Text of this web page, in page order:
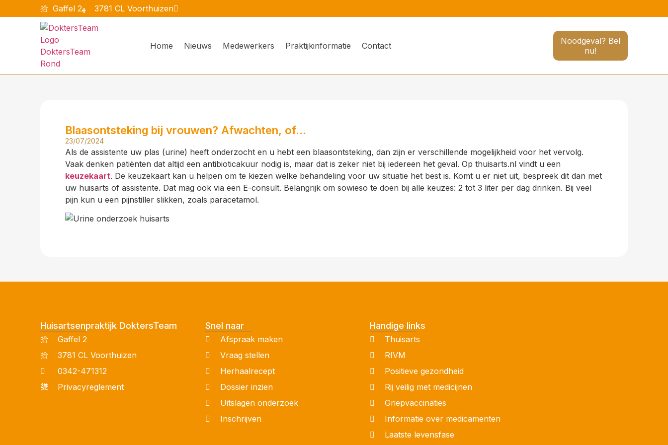
Gaffel 2 3781 CL Voorthuizen
Home Nieuws Medewerkers Praktijkinformatie Contact
Noodgeval? Bel
nu!
Blaasontsteking bij vrouwen? Afwachten, of…
23/07/2024
Als de assistente uw plas (urine) heeft onderzocht en u hebt een blaasontsteking, dan zijn er verschillende mogelijkheid voor het vervolg.
Vaak denken patiënten dat altijd een antibioticakuur nodig is, maar dat is zeker niet bij iedereen het geval. Op thuisarts.nl vindt u een
keuzekaart. De keuzekaart kan u helpen om te kiezen welke behandeling voor uw situatie het best is. Komt u er niet uit, bespreek dit dan met
uw huisarts of assistente. Dat mag ook via een E-consult. Belangrijk om sowieso te doen bij alle keuzes: 2 tot 3 liter per dag drinken. Bij veel
pijn kun u een pijnstiller slikken, zoals paracetamol.
Huisartsenpraktijk DoktersTeam
Gaffel 2
3781 CL Voorthuizen
0342-471312
Privacyreglement
Snel naar
Afspraak maken
Vraag stellen
Herhaalrecept
Dossier inzien
Uitslagen onderzoek
Inschrijven
Handige links
Thuisarts
RIVM
Positieve gezondheid
Rij veilig met medicijnen
Griepvaccinaties
Informatie over medicamenten
Laatste levensfase